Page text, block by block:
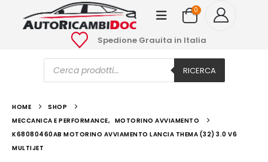
0
Spedione Grauita in Italia
Ricerca
prodotti RICERCA
HOME
SHOP
MECCANICA E PERFORMANCE, MOTORINO AVVIAMENTO
K68080460AB MOTORINO AVVIAMENTO LANCIA THEMA (32) 3.0 V6
MULTIJET